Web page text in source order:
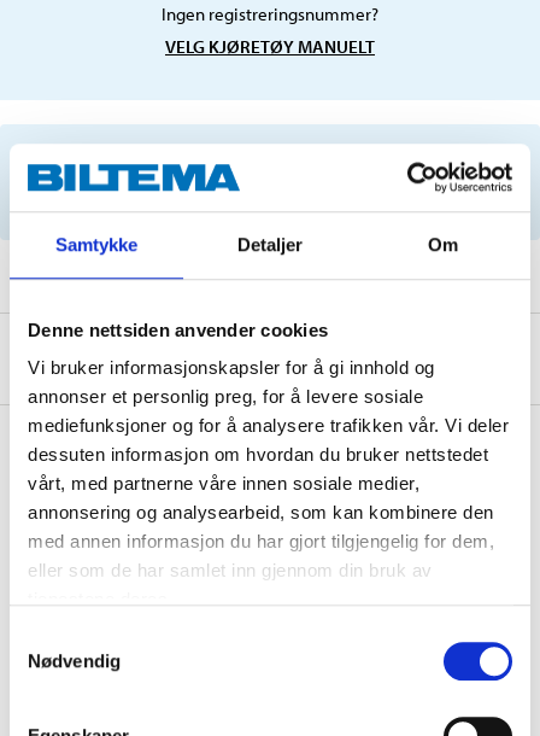
Samtykke Detaljer Om
Denne nettsiden anvender cookies
Vi bruker informasjonskapsler for å gi innhold og
annonser et personlig preg, for å levere sosiale
mediefunksjoner og for å analysere trafikken vår. Vi deler
dessuten informasjon om hvordan du bruker nettstedet
vårt, med partnerne våre innen sosiale medier,
annonsering og analysearbeid, som kan kombinere den
med annen informasjon du har gjort tilgjengelig for dem,
eller som de har samlet inn gjennom din bruk av
Nødvendig
Ingen registreringsnummer?
VELG KJØRETØY MANUELT
Viktig informasjon ved søk etter reservedeler ved
hjelp av registreringsnummer, og
serviceanbefalinger.
Om produsenten
Kjøp & Hent
Kjøp & Hent i ditt varehus.
LES MER